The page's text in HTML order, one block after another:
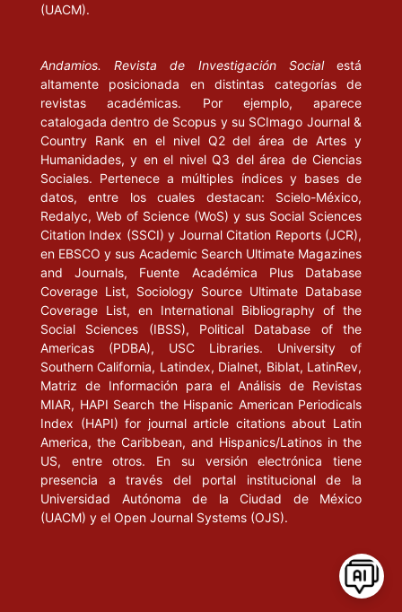
(UACM).
Andamios. Revista de Investigación Socialestá
altamente posicionada en distintas categorías de
revistas académicas. Por ejemplo, aparece
catalogada dentro de Scopus y su SCImago Journal &
Country Rank en el nivel Q2 del área de Artes y
Humanidades, y en el nivel Q3 del área de Ciencias
Sociales. Pertenece a múltiples índices y bases de
datos, entre los cuales destacan: Scielo-México,
Redalyc, Web of Science (WoS) y sus Social Sciences
Citation Index (SSCI) y Journal Citation Reports (JCR),
en EBSCO y sus Academic Search Ultimate Magazines
and Journals, Fuente Académica Plus Database
Coverage List, Sociology Source Ultimate Database
Coverage List, en International Bibliography of the
Social Sciences (IBSS), Political Database of the
Americas (PDBA), USC Libraries. University of
Southern California, Latindex, Dialnet, Biblat, LatinRev,
Matriz de Información para el Análisis de Revistas
MIAR, HAPI Search the Hispanic American Periodicals
Index (HAPI) for journal article citations about Latin
America, the Caribbean, and Hispanics/Latinos in the
US, entre otros. En su versión electrónica tiene
presencia a través del portal institucional de la
Universidad Autónoma de la Ciudad de México
(UACM) y el Open Journal Systems (OJS).